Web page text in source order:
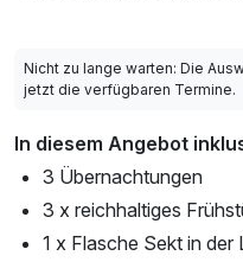
Nicht zu lange warten: Die
jetzt die verfügbaren Termine.
In diesem Angebot
3 Übernachtungen
3 x reichhaltiges
1 x Flasche Sekt in der